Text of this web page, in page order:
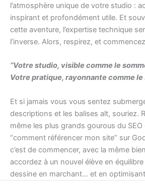
l’atmosphère unique de votre studio :
inspirant et profondément utile. Et
cette aventure, l’expertise technique
l’inverse. Alors, respirez, et
“Votre studio, visible comme le
Votre pratique, rayonnante comme le
Et si jamais vous vous sentez
descriptions et les balises alt, souriez.
même les plus grands gourous du
“comment référencer mon site” sur
c’est de commencer, avec la même
accordez à un nouvel élève en
dessine en marchant… et en